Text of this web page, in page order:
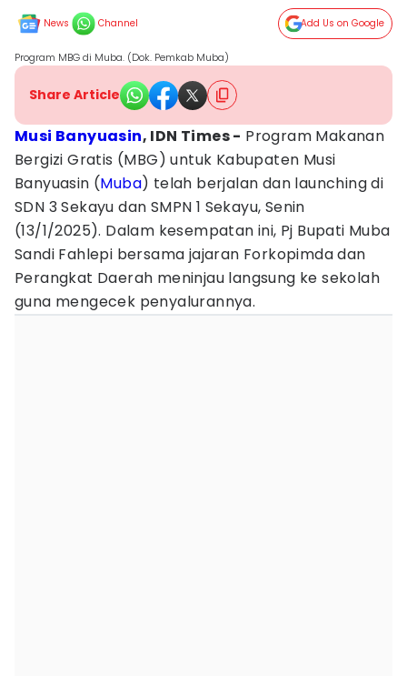
News Channel Add Us on Google
Program MBG di Muba. (Dok. Pemkab Muba)
Share Article
Musi Banyuasin, IDN Times - Program Makanan
Bergizi Gratis (MBG) untuk Kabupaten Musi
Banyuasin (Muba) telah berjalan dan launching di
SDN 3 Sekayu dan SMPN 1 Sekayu, Senin
(13/1/2025). Dalam kesempatan ini, Pj Bupati Muba
Sandi Fahlepi bersama jajaran Forkopimda dan
Perangkat Daerah meninjau langsung ke sekolah
guna mengecek penyalurannya.